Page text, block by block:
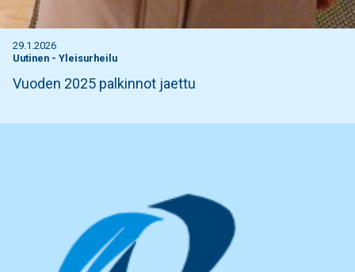
29.1.2026
Uutinen - Yleisurheilu
Vuoden 2025 palkinnot jaettu